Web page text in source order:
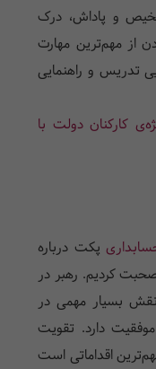
و پاداش، درک
از مهم‌ترین مهارت‌
تدریس و راهنمایی
کارکنان دولت با
پکت درباره
کردیم. رهبر در
بسیار مهمی در
دارد. تقویت
اقداماتی است